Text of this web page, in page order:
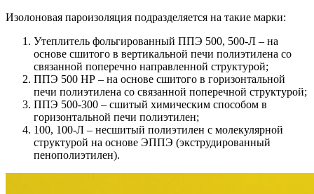
Изолоновая пароизоляция подразделяется на такие марки:
Утеплитель фольгированный ППЭ 500, 500-Л – на
основе сшитого в вертикальной печи полиэтилена со
связанной поперечно направленной структурой;
ППЭ 500 НР – на основе сшитого в горизонтальной
печи полиэтилена со связанной поперечной структурой;
ППЭ 500-300 – сшитый химическим способом в
горизонтальной печи полиэтилен;
100, 100-Л – несшитый полиэтилен с молекулярной
структурой на основе ЭППЭ (экструдированный
пенополиэтилен).